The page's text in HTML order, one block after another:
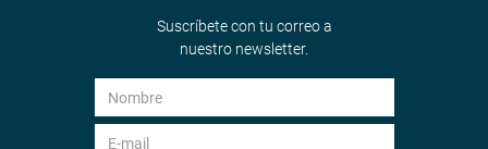
Suscríbete con tu correo a
nuestro newsletter.